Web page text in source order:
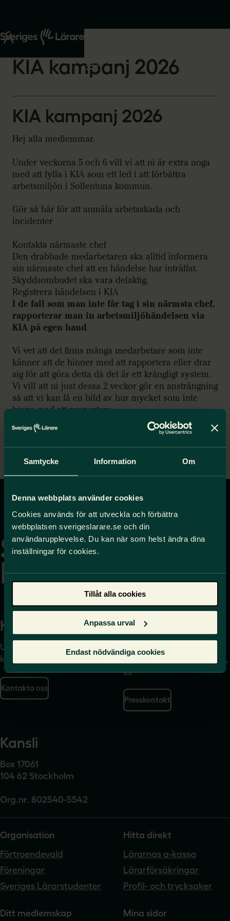
Samtycke Information Om
Denna webbplats använder cookies
Cookies används för att utveckla och förbättra
webbplatsen sverigeslarare.se och din
användarupplevelse. Du kan när som helst ändra dina
inställningar för cookies.
Tillåt alla cookies
Anpassa urval
Endast nödvändiga cookies
Start
Om oss
2026-01-23
KIA kampanj 2026
KIA kampanj 2026
Hej alla medlemmar.
Under veckorna 5 och 6 vill vi att ni är extra noga
med att fylla i KIA som ett led i att förbättra
arbetsmiljön i Sollentuna kommun.
Gör så här för att anmäla arbetsskada och
incidenter
Kontakta närmaste chef
Den drabbade medarbetaren ska alltid informera
sin närmaste chef att en händelse har inträffat.
Skyddsombudet ska vara delaktig.
Registrera händelsen i KIA
I de fall som man inte får tag i sin närmsta chef,
rapporterar man in arbetsmiljöhändelsen via
KIA på egen hand.
Vi vet att det finns många medarbetare som inte
känner att de hinner med att rapportera eller drar
sig för att göra detta då det är ett krångligt system.
Vi vill att ni just dessa 2 veckor gör en ansträngning
så att vi kan få en bild av hur mycket som inte
hinns med att rapportera.
Med vänlig hälsning / Styrelsen Sveriges Lärare
Sollentuna
startsidan
Kontakta
Uppgifter om hur du
kontaktar oss finns här.
Kontakta oss
Press
Journalist – du når oss
på
press@sverigeslarare.
se
Presskontakt
Kansli
Box 17061
104 62 Stockholm
Org.nr. 802540-5542
Organisation
Förtroendevald
Föreningar
Sveriges Lärarstudenter
Hitta direkt
Lärarnas a-kassa
Lärarförsäkringar
Profil- och trycksaker
Ditt medlemskap Mina sidor